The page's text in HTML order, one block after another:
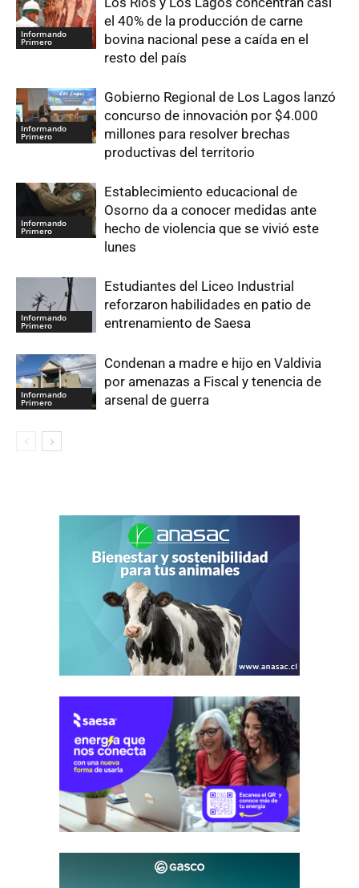
Informando
Primero
el 40% de la producción de carne
bovina nacional pese a caída en el
resto del país
Informando
Primero
Gobierno Regional de Los Lagos lanzó
concurso de innovación por $4.000
millones para resolver brechas
productivas del territorio
Informando
Primero
Establecimiento educacional de
Osorno da a conocer medidas ante
hecho de violencia que se vivió este
lunes
Informando
Primero
Estudiantes del Liceo Industrial
reforzaron habilidades en patio de
entrenamiento de Saesa
Informando
Primero
Condenan a madre e hijo en Valdivia
por amenazas a Fiscal y tenencia de
arsenal de guerra